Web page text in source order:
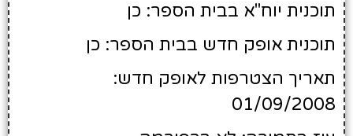
תוכנית יוח"א בבית הספר: כן
תוכנית אופק חדש בבית הספר: כן
תאריך הצטרפות לאופק חדש:
01/09/2008